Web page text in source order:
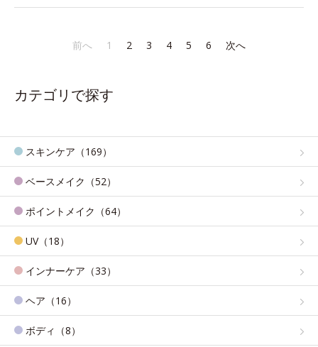
前へ 1 2 3 4 5 6 次へ
カテゴリで探す
スキンケア（169）
ベースメイク（52）
ポイントメイク（64）
UV（18）
インナーケア（33）
ヘア（16）
ボディ（8）